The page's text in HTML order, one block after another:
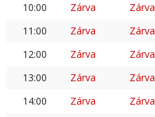
10:00
Zárva Zárva
11:00
Zárva Zárva
12:00
Zárva Zárva
13:00
Zárva Zárva
14:00
Zárva Zárva